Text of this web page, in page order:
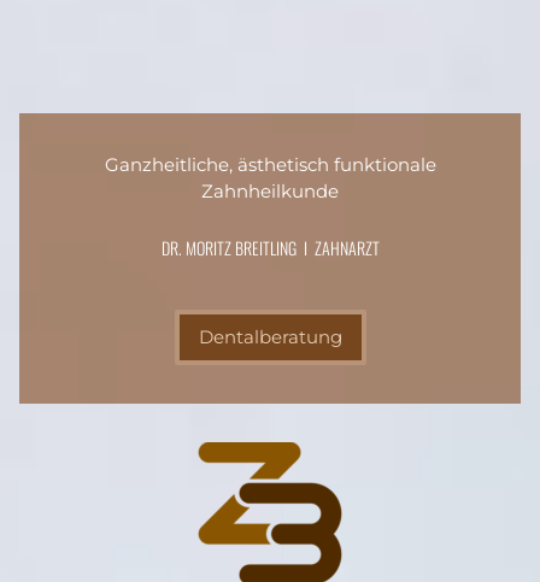
Ganzheitliche, ästhetisch funktionale
Zahnheilkunde
DR. MORITZ BREITLING I ZAHNARZT
Dentalberatung